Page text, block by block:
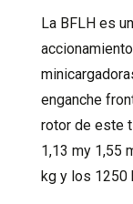
La BFLH es
enganche
rotor de este
1,13 my 1,55
kg y los 1250